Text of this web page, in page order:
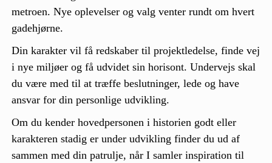
metroen. Nye oplevelser og valg venter rundt om hvert
gadehjørne.
Din karakter vil få redskaber til projektledelse, finde vej
i nye miljøer og få udvidet sin horisont. Undervejs skal
du være med til at træffe beslutninger, lede og have
ansvar for din personlige udvikling.
Om du kender hovedpersonen i historien godt eller
karakteren stadig er under udvikling finder du ud af
sammen med din patrulje, når I samler inspiration til